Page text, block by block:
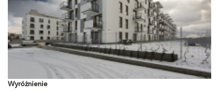
Wyróżnienie